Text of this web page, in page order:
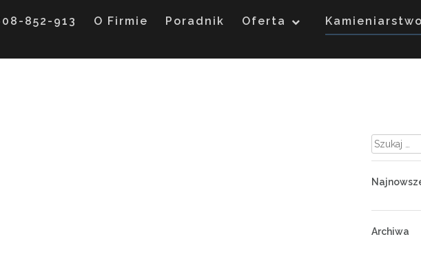
852-913 O Firmie Poradnik Oferta Kamieniarstwo
Szukaj:
Archiwa